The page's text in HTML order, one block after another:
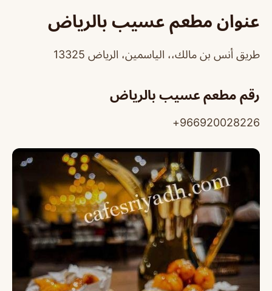
عنوان مطعم عسيب بالرياض
طريق أنس بن مالك،، الياسمين، الرياض 13325
رقم مطعم عسيب بالرياض
966920028226+